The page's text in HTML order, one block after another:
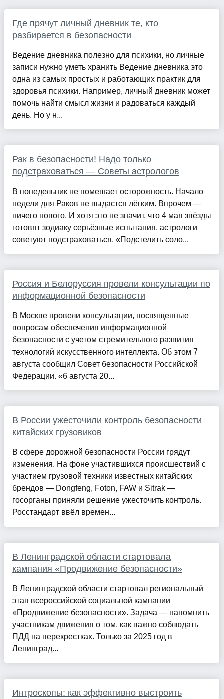
Где прячут личный дневник те, кто
разбирается в безопасности
Ведение дневника полезно для психики, но личные
записи нужно уметь хранить Ведение дневника это
одна из самых простых и работающих практик для
здоровья психики. Например, личный дневник может
помочь найти смысл жизни и радоваться каждый
день. Но у н...
Рак в безопасности! Надо только
подстраховаться — Советы астрологов
В понедельник не помешает осторожность. Начало
недели для Раков не выдастся лёгким. Впрочем —
ничего нового. И хотя это не значит, что 4 мая звёзды
готовят зодиаку серьёзные испытания, астрологи
советуют подстраховаться. «Подстелить соло...
Россия и Белоруссия провели консультации по
информационной безопасности
В Москве провели консультации, посвященные
вопросам обеспечения информационной
безопасности с учетом стремительного развития
технологий искусственного интеллекта. Об этом 7
августа сообщил Совет безопасности Российской
Федерации. «6 августа 20...
В России ужесточили контроль безопасности
китайских грузовиков
В сфере дорожной безопасности России грядут
изменения. На фоне участившихся происшествий с
участием грузовой техники известных китайских
брендов — Dongfeng, Foton, FAW и Sitrak —
госорганы приняли решение ужесточить контроль.
Росстандарт ввёл времен...
В Ленинградской области стартовала
кампания «Продвижение безопасности»
В Ленинградской области стартовал региональный
этап всероссийской социальной кампании
«Продвижение безопасности». Задача — напомнить
участникам движения о том, как важно соблюдать
ПДД на перекрестках. Только за 2025 год в
Ленинград...
Интроскопы: как эффективно выстроить